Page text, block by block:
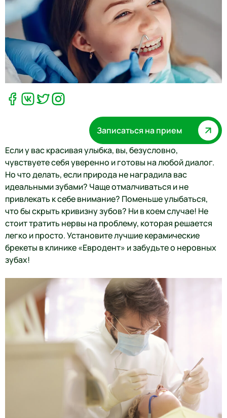
Записаться на прием
Если у вас красивая улыбка, вы, безусловно,
чувствуете себя уверенно и готовы на любой диалог.
Но что делать, если природа не наградила вас
идеальными зубами? Чаще отмалчиваться и не
привлекать к себе внимание? Поменьше улыбаться,
что бы скрыть кривизну зубов? Ни в коем случае! Не
стоит тратить нервы на проблему, которая решается
легко и просто. Установите лучшие керамические
брекеты в клинике «Евродент» и забудьте о неровных
зубах!